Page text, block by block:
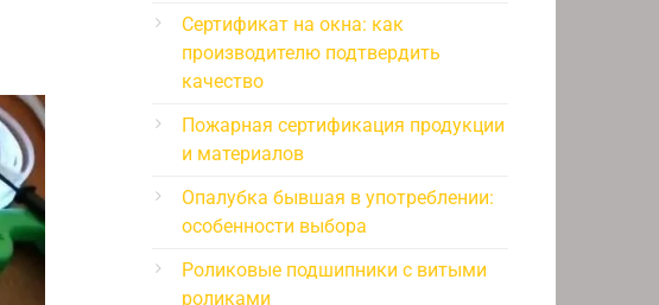
Сертификат на окна: как
производителю подтвердить
качество
Пожарная сертификация продукции
и материалов
Опалубка бывшая в употреблении:
особенности выбора
Роликовые подшипники с витыми
роликами